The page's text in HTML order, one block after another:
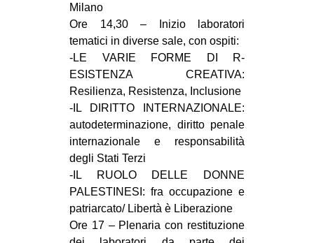
REPRESSIONE
STUDENTI
CULTURE
ARTE
CINEMA
MANIFESTI
RECENSIONI
INTERNAZIONALE
Milano
Ore 14,30 – Inizio laboratori
tematici in diverse sale, con ospiti:
-LE VARIE FORME DI R-
ESISTENZA CREATIVA:
Resilienza, Resistenza, Inclusione
-IL DIRITTO INTERNAZIONALE:
autodeterminazione, diritto penale
internazionale e responsabilità
degli Stati Terzi
-IL RUOLO DELLE DONNE
PALESTINESI: fra occupazione e
patriarcato/ Libertà è Liberazione
Ore 17 – Plenaria con restituzione